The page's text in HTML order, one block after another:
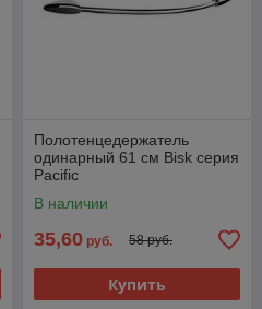
Полотенцедержатель
одинарный 61 см Bisk серия
Pacific
В наличии
35,60 руб. 58 руб.
Купить